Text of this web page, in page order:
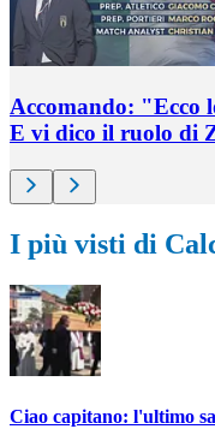
Accomando: "Ecco
E vi dico il ruolo di
I più visti di
Ciao capitano: l'ultimo